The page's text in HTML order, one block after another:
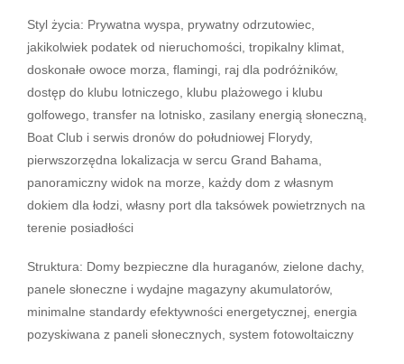
Styl życia: Prywatna wyspa, prywatny odrzutowiec,
jakikolwiek podatek od nieruchomości, tropikalny klimat,
doskonałe owoce morza, flamingi, raj dla podróżników,
dostęp do klubu lotniczego, klubu plażowego i klubu
golfowego, transfer na lotnisko, zasilany energią słoneczną,
Boat Club i serwis dronów do południowej Florydy,
pierwszorzędna lokalizacja w sercu Grand Bahama,
panoramiczny widok na morze, każdy dom z własnym
dokiem dla łodzi, własny port dla taksówek powietrznych na
terenie posiadłości
Struktura: Domy bezpieczne dla huraganów, zielone dachy,
panele słoneczne i wydajne magazyny akumulatorów,
minimalne standardy efektywności energetycznej, energia
pozyskiwana z paneli słonecznych, system fotowoltaiczny